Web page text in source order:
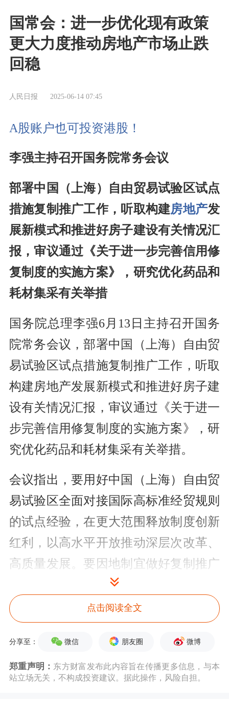
国常会：进一步优化现有政策
更大力度推动房地产市场止跌
回稳
人民日报 2025-06-14 07:45
A股账户也可投资港股！
李强主持召开国务院常务会议
部署中国（上海）自由贸易试验区试点
措施复制推广工作，听取构建房地产发
展新模式和推进好房子建设有关情况汇
报，审议通过《关于进一步完善信用修
复制度的实施方案》，研究优化药品和
耗材集采有关举措
国务院总理李强6月13日主持召开国务
院常务会议，部署中国（上海）自由贸
易试验区试点措施复制推广工作，听取
构建房地产发展新模式和推进好房子建
设有关情况汇报，审议通过《关于进一
步完善信用修复制度的实施方案》，研
究优化药品和耗材集采有关举措。
会议指出，要用好中国（上海）自由贸
易试验区全面对接国际高标准经贸规则
的试点经验，在更大范围释放制度创新
红利，以高水平开放推动深层次改革、
高质量发展。要因地制宜做好复制推广
工作，充分考虑各地实际情况，重点推
进企业和群众急需的试点举措，做好与
其他改革开放试点措施的相互协调、相
互衔接。要在守住风险底线的前提下，
更大力度开展制度型开放试验，加快构
点击阅读全文
分享至： 微信 朋友圈 微博
郑重声明： 东方财富发布此内容旨在传播更多信息，与本
站立场无关，不构成投资建议。据此操作，风险自担。